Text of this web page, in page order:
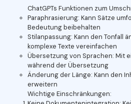
ChatGPTs Funktionen zum
Paraphrasierung: Kann Sätze
Bedeutung beibehalten
Stilanpassung: Kann den Tonfall
komplexe Texte vereinfachen
Übersetzung von Sprachen: Mit
während der Übersetzung
Änderung der Länge: Kann den
erweitern
Wichtige Einschränkungen: